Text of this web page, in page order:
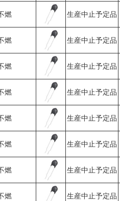
燃 生産中止予定品
燃 生産中止予定品
燃 生産中止予定品
燃 生産中止予定品
燃 生産中止予定品
燃 生産中止予定品
燃 生産中止予定品
燃 生産中止予定品